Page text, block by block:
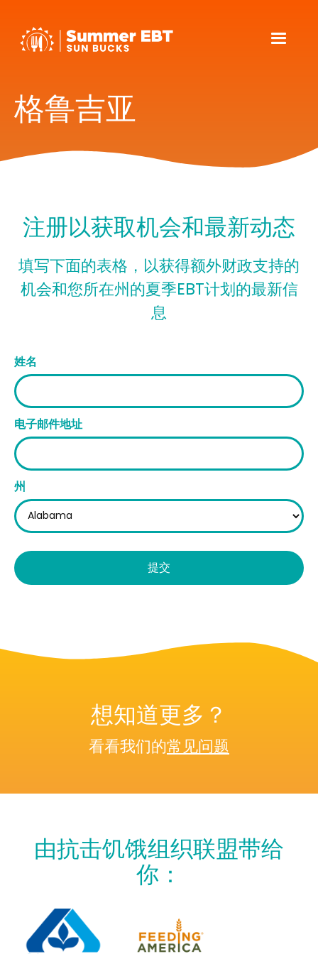
格鲁吉亚
注册以获取机会和最新动态
填写下面的表格，以获得额外财政支持的
机会和您所在州的夏季EBT计划的最新信
息
姓名
电子邮件地址
州
想知道更多？
看看我们的常见问题
由抗击饥饿组织联盟带给
你：